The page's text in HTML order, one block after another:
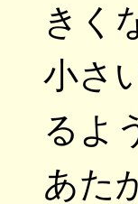
きく
小さ
るよ
あた